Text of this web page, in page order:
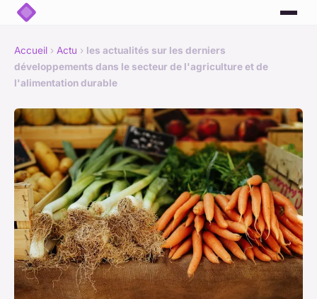
Accueil › Actu › les actualités sur les derniers
développements dans le secteur de l'agriculture et de
l'alimentation durable